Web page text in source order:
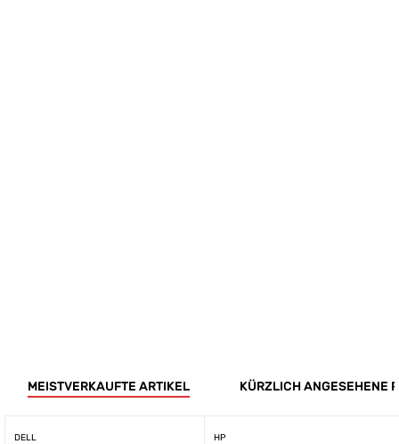
MEISTVERKAUFTE ARTIKEL KÜRZLICH ANGESEHENE
DELL HP